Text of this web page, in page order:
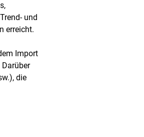
und
erreicht.
Import
die